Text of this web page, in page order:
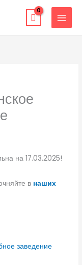
на 17.03.2025!
в наших
заведение